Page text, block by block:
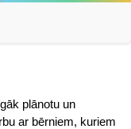
plānotu un
ar bērniem, kuriem